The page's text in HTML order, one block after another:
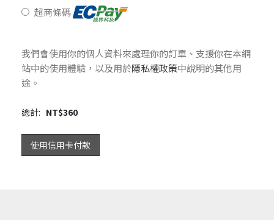
超商條碼
我們會使用你的個人資料來處理你的訂單、支援你在本網
站中的使用體驗，以及用於隱私權政策中說明的其他用
途。
總計: NT$360
使用信用卡付款